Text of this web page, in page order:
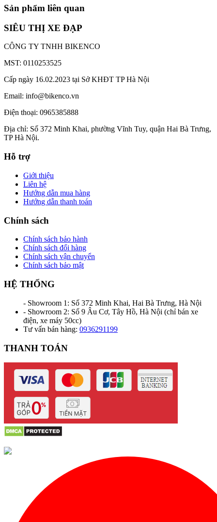
Sản phẩm liên quan
SIÊU THỊ XE ĐẠP
CÔNG TY TNHH BIKENCO
MST: 0110253525
Cấp ngày 16.02.2023 tại Sở KHĐT TP Hà Nội
Email: info@bikenco.vn
Điện thoại: 0965385888
Địa chỉ: Số 372 Minh Khai, phường Vĩnh Tuy, quận Hai Bà Trưng,
TP Hà Nội.
Hỗ trợ
Giới thiệu
Liên hệ
Hướng dẫn mua hàng
Hướng dẫn thanh toán
Chính sách
Chính sách bảo hành
Chính sách đổi hàng
Chính sách vận chuyển
Chính sách bảo mật
HỆ THỐNG
- Showroom 1: Số 372 Minh Khai, Hai Bà Trưng, Hà Nội
- Showroom 2: Số 9 Âu Cơ, Tây Hồ, Hà Nội (chỉ bán xe
điện, xe máy 50cc)
Tư vấn bán hàng: 0936291199
THANH TOÁN